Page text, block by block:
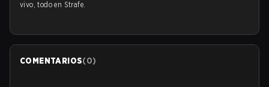
vivo, todo en Strafe.
COMENTARIOS(0)